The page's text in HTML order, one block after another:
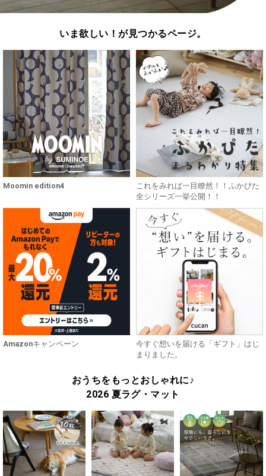
いま欲しい！が見つかるページ。
Moomin edition4
これをみれば一目瞭然！！ふかぴた
全シリーズ一挙公開！！
Amazonキャンペーン
今すぐ想いを届ける「ギフト」はじ
まりました。
おうちをもっとおしゃれに♪
2026 夏ラグ・マット